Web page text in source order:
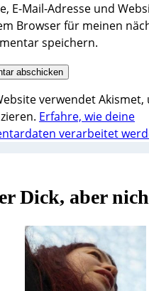
E-Mail-Adresse und
Browser für meinen
speichern.
verwendet Akismet,
Erfahre, wie deine
verarbeitet
Dick, aber